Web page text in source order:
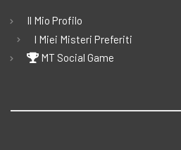
Il Mio Profilo
I Miei Misteri Preferiti
MT Social Game